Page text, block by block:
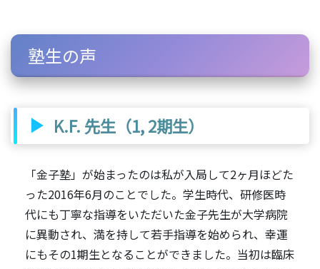
塾生の声
K.F. 先生（1, 2期生）
「金子塾」が始まったのは私が入局して2ヶ月ほどた
った2016年6月のことでした。学生時代、研修医時
代にも丁寧な指導をいただいた金子先生が大学病院
に異動され、満を持して若手指導を始められ、幸運
にもその1期生となることができました。当初は臨床